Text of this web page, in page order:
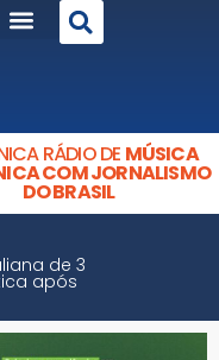
RÁDIO DE MÚSICA
COM JORNALISMO
DO BRASIL
de 3
após